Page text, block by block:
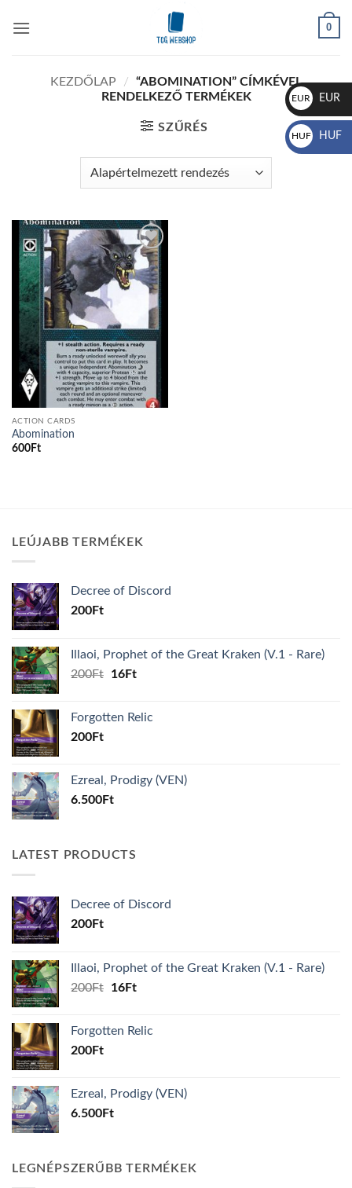
0
KEZDŐLAP /
“ABOMINATION” CÍMKÉVEL
RENDELKEZŐ TERMÉKEK
SZŰRÉS
Add to
wishlist
ACTION CARDS
Abomination
600Ft
LEÚJABB TERMÉKEK
Decree of Discord
200Ft
Illaoi, Prophet of the Great Kraken (V.1 - Rare)
200Ft
Original
200Ft.
16FtCurrent
16Ft.
Forgotten Relic
200Ft
Ezreal, Prodigy (VEN)
6.500Ft
LATEST PRODUCTS
Decree of Discord
200Ft
Illaoi, Prophet of the Great Kraken (V.1 - Rare)
200Ft
Original
200Ft.
16FtCurrent
16Ft.
Forgotten Relic
200Ft
Ezreal, Prodigy (VEN)
6.500Ft
LEGNÉPSZERŰBB TERMÉKEK
EUR
€
EUR
HUF
Ft
HUF